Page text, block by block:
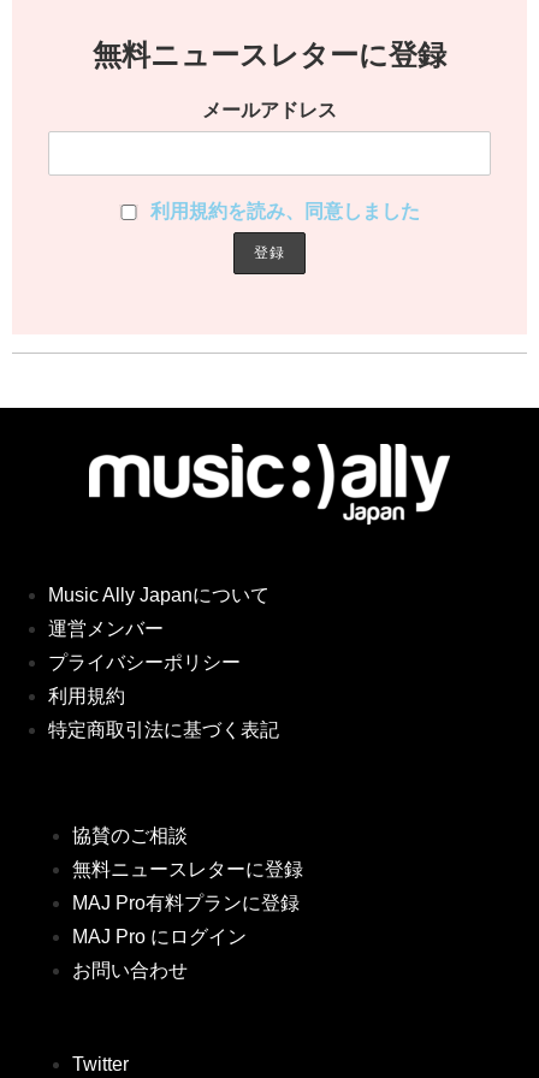
無料ニュースレターに登録
メールアドレス
利用規約を読み、同意しました
Music Ally Japanについて
運営メンバー
プライバシーポリシー
利用規約
特定商取引法に基づく表記
協賛のご相談
無料ニュースレターに登録
MAJ Pro有料プランに登録
MAJ Pro にログイン
お問い合わせ
Twitter